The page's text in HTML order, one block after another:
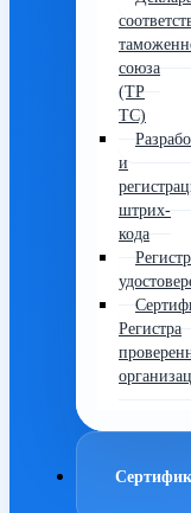
союза
(ТР
ТС)
и
штрих-
кода
Регистра